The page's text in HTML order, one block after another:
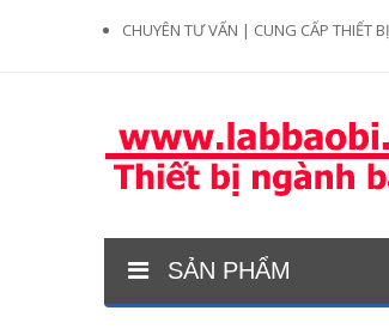
CHUYÊN TƯ VẤN | CUNG CẤP THIẾT
SẢN PHẨM